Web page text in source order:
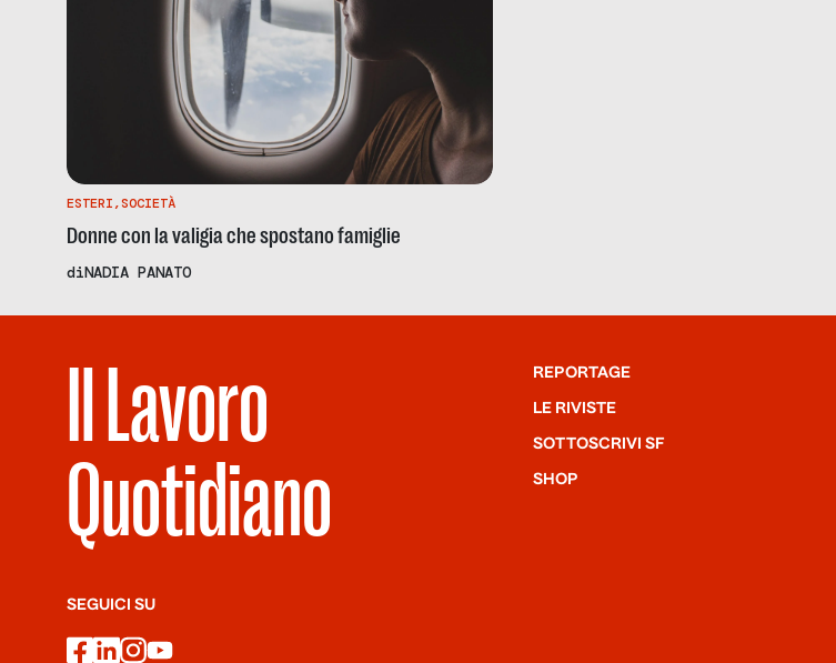
ESTERI,SOCIETÀ
Donne con la valigia che spostano famiglie
diNADIA PANATO
Il Lavoro
Quotidiano
SEGUICI SU
facebook
linkedin
instagram
youtube
REPORTAGE
LE RIVISTE
SOTTOSCRIVI SF
SHOP